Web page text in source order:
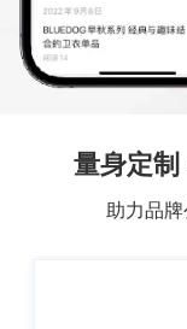
量身定制
助力品